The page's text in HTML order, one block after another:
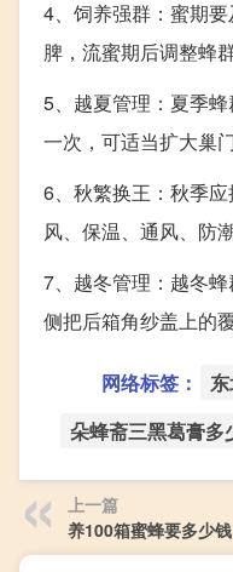
4、饲养强群：蜜期
脾，流蜜期后调整蜂
5、越夏管理：夏季
一次，可适当扩大巢
6、秋繁换王：秋季
风、保温、通风、防
7、越冬管理：越冬
侧把后箱角纱盖上的
网络标签：
朵蜂斋三黑葛膏多
上一篇
养100箱蜜蜂要多少钱